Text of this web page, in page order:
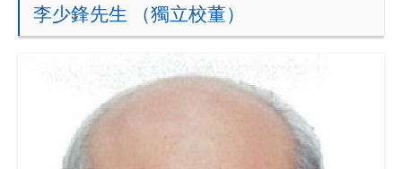
李少鋒先生 （獨立校董）